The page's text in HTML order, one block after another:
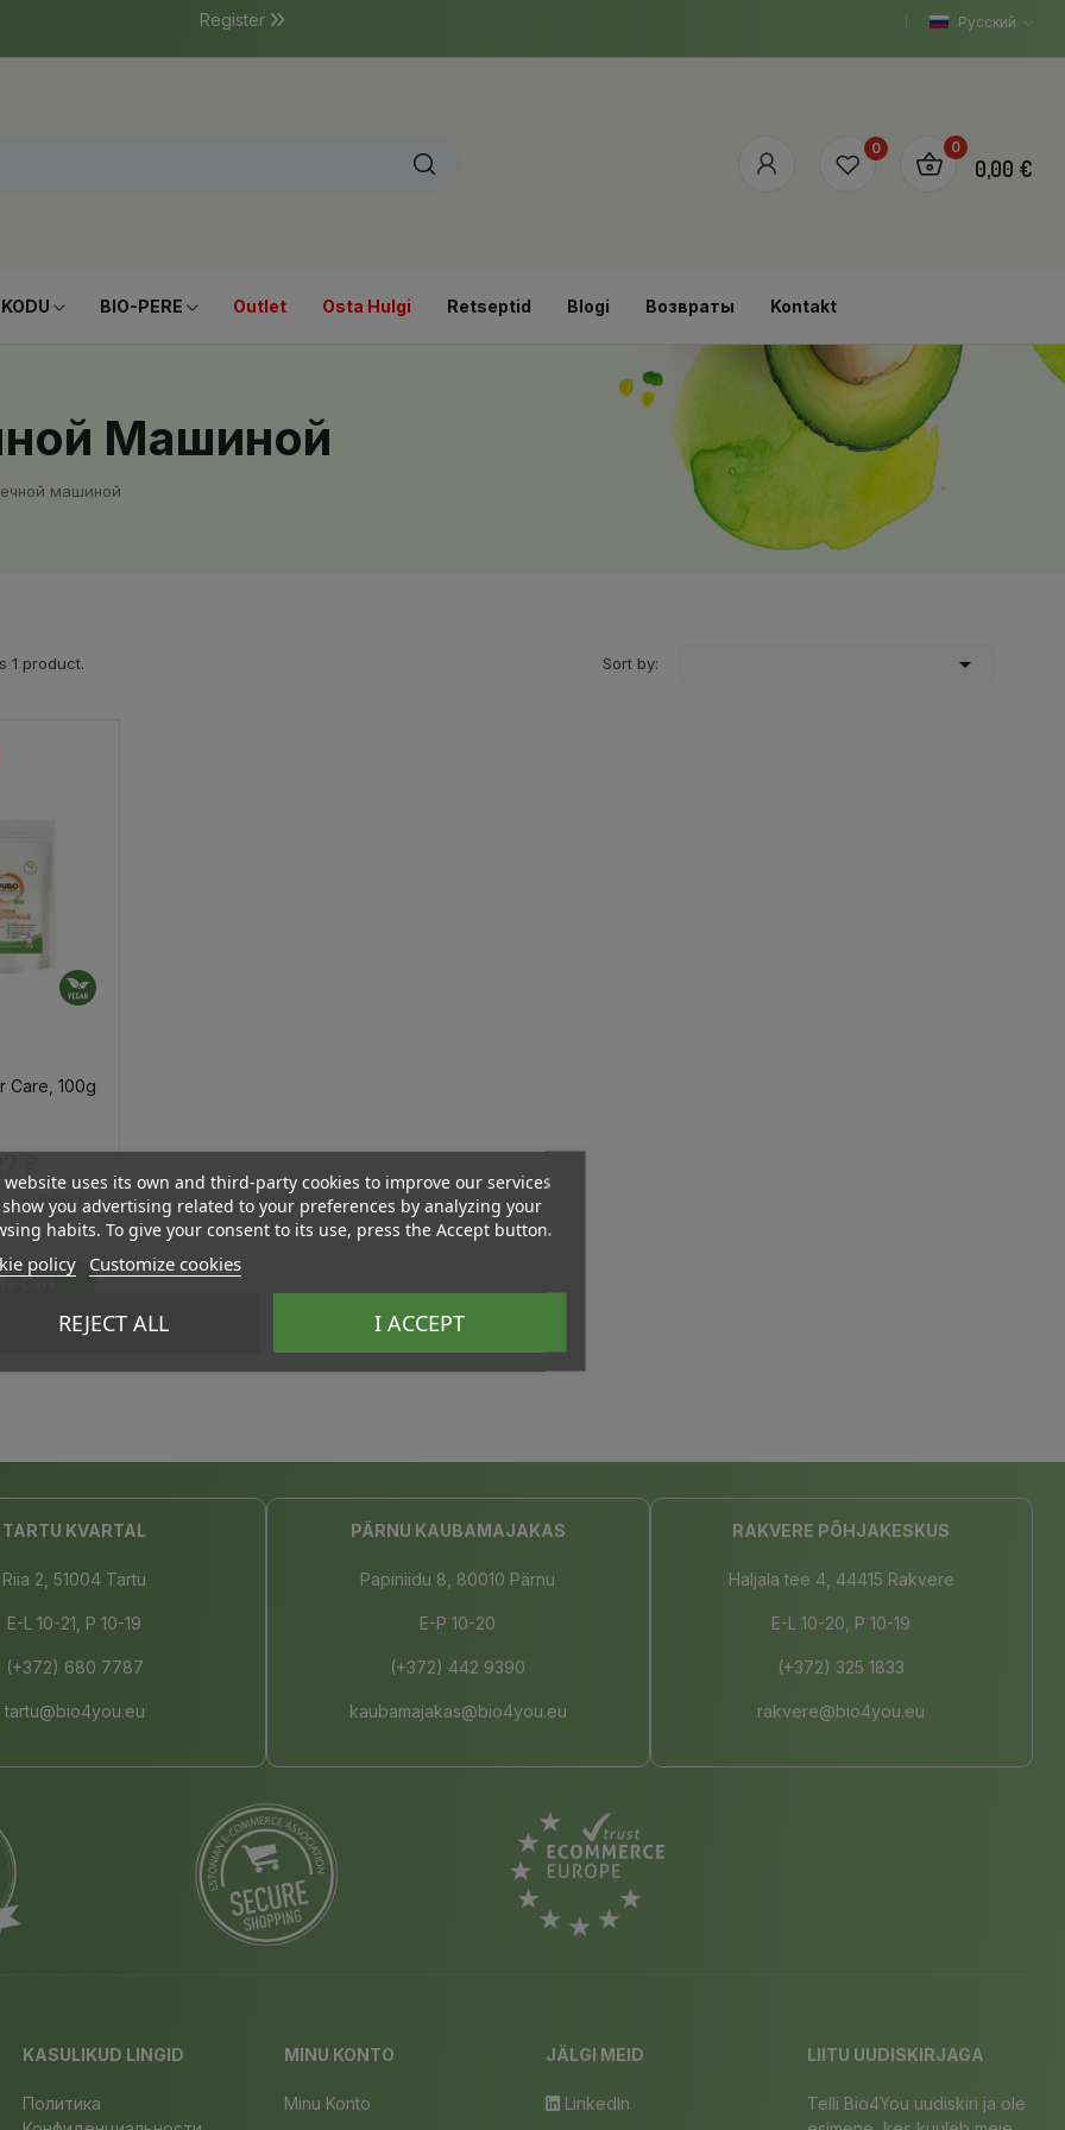
Русский
Register
0 0
0,00 €
BIO-PERE Outlet Osta Hulgi Retseptid Blogi Возвраты Kontakt
Машиной
машиной
1 product. Sort by: 
Care, 100g
for :6.90 €
Cart
TARTU KVARTAL
Riia 2, 51004 Tartu
E-L 10-21, P 10-19
(+372) 680 7787
tartu@bio4you.eu
PÄRNU KAUBAMAJAKAS
Papiniidu 8, 80010 Pärnu
E-P 10-20
(+372) 442 9390
kaubamajakas@bio4you.eu
RAKVERE PÕHJAKESKUS
Haljala tee 4, 44415 Rakvere
E-L 10-20, P 10-19
(+372) 325 1833
rakvere@bio4you.eu
KASULIKUD LINGID
Политика
MINU KONTO
Minu Konto
JÄLGI MEID
LinkedIn
LIITU UUDISKIRJAGA
Telli Bio4You uudiskiri ja ole
website uses its own and third-party cookies to improve our services
you advertising related to your preferences by analyzing your
habits. To give your consent to its use, press the Accept button.
policy Customize cookies
REJECT ALL I ACCEPT